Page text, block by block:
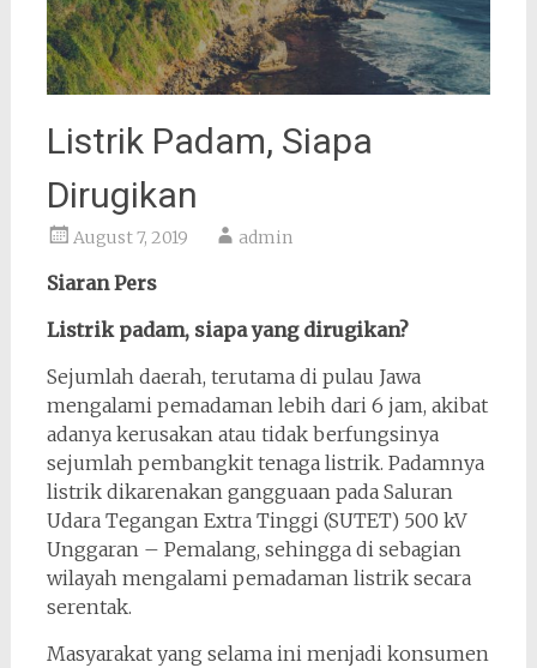
Listrik Padam, Siapa
Dirugikan
August 7, 2019 admin
Siaran Pers
Listrik padam, siapa yang dirugikan?
Sejumlah daerah, terutama di pulau Jawa
mengalami pemadaman lebih dari 6 jam, akibat
adanya kerusakan atau tidak berfungsinya
sejumlah pembangkit tenaga listrik. Padamnya
listrik dikarenakan gangguaan pada Saluran
Udara Tegangan Extra Tinggi (SUTET) 500 kV
Unggaran – Pemalang, sehingga di sebagian
wilayah mengalami pemadaman listrik secara
serentak.
Masyarakat yang selama ini menjadi konsumen